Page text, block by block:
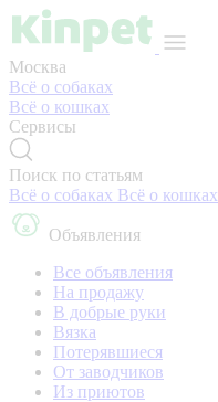
Москва
Всё о собаках
Всё о кошках
Сервисы
Поиск по статьям
Всё о собаках Всё о кошках
Объявления
Все объявления
На продажу
В добрые руки
Вязка
Потерявшиеся
От заводчиков
Из приютов